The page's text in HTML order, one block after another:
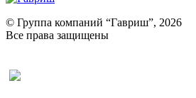
Ревень
Рукола
Рута
© Группа компаний “Гавриш”, 2026
Все права защищены